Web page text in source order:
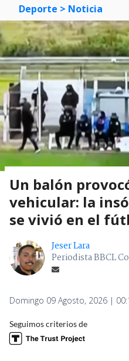
Deporte > Noticia
Un balón
vehicular: la
se vivió en el
Jeser Lara
Periodista BBCL
Domingo 09 Agosto, 2026 |
Seguimos criterios de